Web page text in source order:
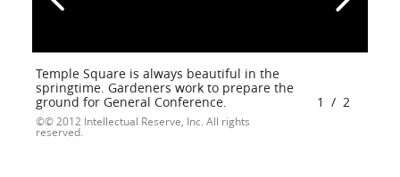
Temple Square is always beautiful in the
springtime. Gardeners work to prepare the
ground for General Conference.
© 2012 Intellectual Reserve, Inc. All rights
reserved.
1 / 2